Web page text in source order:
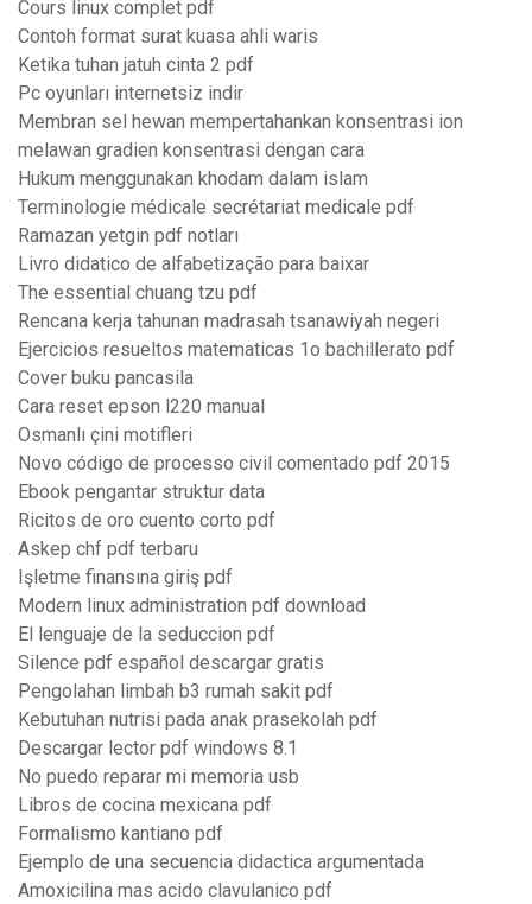
Cours linux complet pdf
Contoh format surat kuasa ahli waris
Ketika tuhan jatuh cinta 2 pdf
Pc oyunları internetsiz indir
Membran sel hewan mempertahankan konsentrasi ion
melawan gradien konsentrasi dengan cara
Hukum menggunakan khodam dalam islam
Terminologie médicale secrétariat medicale pdf
Ramazan yetgin pdf notları
Livro didatico de alfabetização para baixar
The essential chuang tzu pdf
Rencana kerja tahunan madrasah tsanawiyah negeri
Ejercicios resueltos matematicas 1o bachillerato pdf
Cover buku pancasila
Cara reset epson l220 manual
Osmanlı çini motifleri
Novo código de processo civil comentado pdf 2015
Ebook pengantar struktur data
Ricitos de oro cuento corto pdf
Askep chf pdf terbaru
Işletme finansına giriş pdf
Modern linux administration pdf download
El lenguaje de la seduccion pdf
Silence pdf español descargar gratis
Pengolahan limbah b3 rumah sakit pdf
Kebutuhan nutrisi pada anak prasekolah pdf
Descargar lector pdf windows 8.1
No puedo reparar mi memoria usb
Libros de cocina mexicana pdf
Formalismo kantiano pdf
Ejemplo de una secuencia didactica argumentada
Amoxicilina mas acido clavulanico pdf